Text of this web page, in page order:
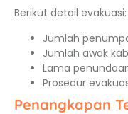
Berikut detail evakuasi:
Jumlah
Jumlah awak
Lama
Prosedur
Penangkapan